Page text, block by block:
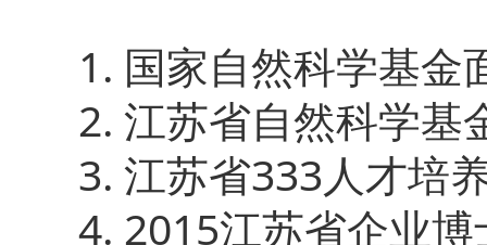
1. 国家自然科学基金
2. 江苏省自然科学基
3. 江苏省333 人才培
4. 2015江苏省企业